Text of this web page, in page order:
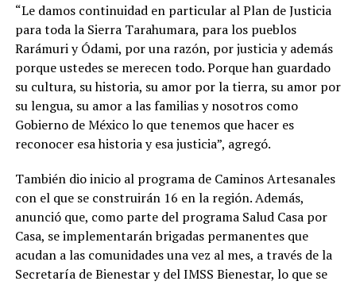
“Le damos continuidad en particular al Plan de Justicia
para toda la Sierra Tarahumara, para los pueblos
Rarámuri y Ódami, por una razón, por justicia y además
porque ustedes se merecen todo. Porque han guardado
su cultura, su historia, su amor por la tierra, su amor por
su lengua, su amor a las familias y nosotros como
Gobierno de México lo que tenemos que hacer es
reconocer esa historia y esa justicia”, agregó.
También dio inicio al programa de Caminos Artesanales
con el que se construirán 16 en la región. Además,
anunció que, como parte del programa Salud Casa por
Casa, se implementarán brigadas permanentes que
acudan a las comunidades una vez al mes, a través de la
Secretaría de Bienestar y del IMSS Bienestar, lo que se